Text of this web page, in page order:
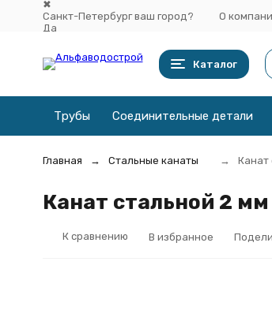
✖
Санкт-Петербург ваш город?
Да
О
Каталог
Трубы Соединительные детали
Главная Стальные канаты Канат
Канат стальной 2
К сравнению В избранное